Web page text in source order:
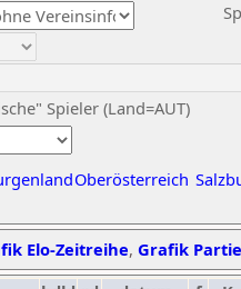
Spieler (Land=AUT)
Oberösterreich
Elo-Zeitreihe, Grafik